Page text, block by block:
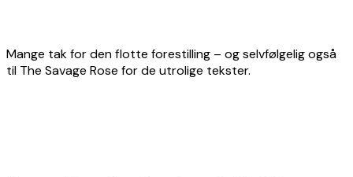
Mange tak for den flotte forestilling – og selvfølgelig også
til The Savage Rose for de utrolige tekster.